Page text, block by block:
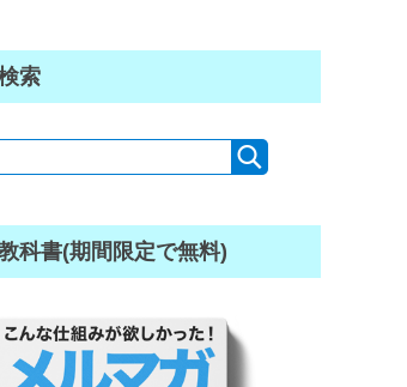
索
科書(期間限定で無料)